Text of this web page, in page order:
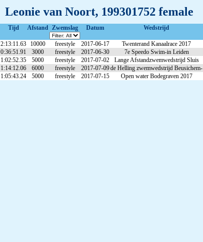
Leonie van Noort, 199301752 female
Tijd Afstand Zwemslag Datum Wedstrijd
2:13:11.63
10000 freestyle 2017-06-17 Twenterand Kanaalrace 2017
0:36:51.91
3000 freestyle 2017-06-30 7e Speedo Swim-in Leiden
1:02:52.35
5000 freestyle 2017-07-02 Lange Afstandzwemwedstrijd Sluis
1:14:12.06
6000 freestyle 2017-07-09de Helling zwemwedstrijd Beusichem-
1:05:43.24
5000 freestyle 2017-07-15 Open water Bodegraven 2017